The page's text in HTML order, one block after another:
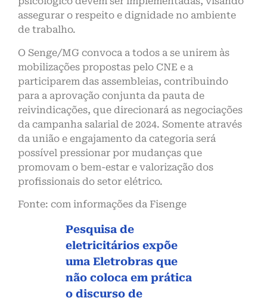
assegurar o respeito e dignidade no ambiente
de trabalho.
O Senge/MG convoca a todos a se unirem às
mobilizações propostas pelo CNE e a
participarem das assembleias, contribuindo
para a aprovação conjunta da pauta de
reivindicações, que direcionará as negociações
da campanha salarial de 2024. Somente através
da união e engajamento da categoria será
possível pressionar por mudanças que
promovam o bem-estar e valorização dos
profissionais do setor elétrico.
Fonte: com informações da Fisenge
Pesquisa de
eletricitários expõe
uma Eletrobras que
não coloca em prática
o discurso de